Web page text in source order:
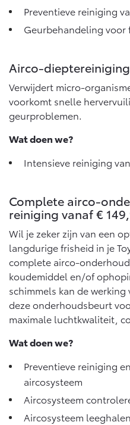
Vanaf € 76.695,-
OOK ALS BATTERIJ-
Vanaf € 37.500,-
Proace Max (excl. BTW)
OOK ALS BATTERIJ-
ELEKTRISCH
Vanaf € 46.301,-
Land Cruiser (excl. BTW)
Preventieve reiniging
Geurbehandeling voor
Airco-
Verwijdert micro-
voorkomt snelle
geurproblemen.
Wat doen we?
Intensieve reiniging
Complete airco-
reiniging vanaf €
Wil je zeker zijn van een
langdurige frisheid in je
complete airco-
koudemiddel en/of
schimmels kan de
deze onderhoudsbeurt
maximale luchtkwaliteit,
Wat doen we?
Preventieve reiniging
aircosysteem
Aircosysteem
Aircosysteem